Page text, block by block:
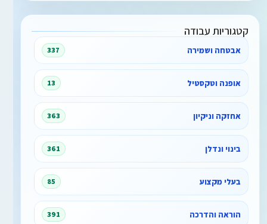
קטגוריות עבודה
אבטחה ושמירה 337
אופנה וטקסטיל 13
אחזקה וניקיון 363
בינוי ונדלן 361
בעלי מקצוע 85
הוראה והדרכה 391